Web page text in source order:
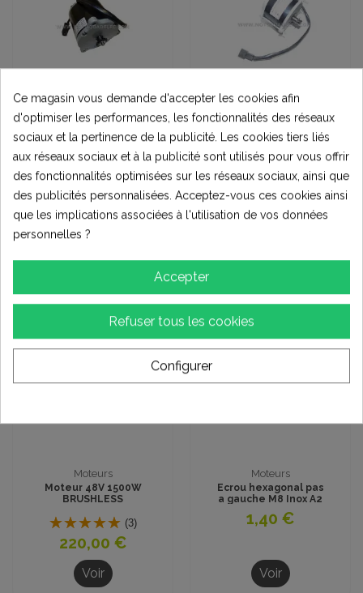
Moteurs
Moteur 48V 1300W
217010E DC
(6)
300,00 €
Voir
Moteurs
Moteur 24V 550W
MY1018E
(6)
88,00 €
Voir
Moteurs
Moteur 48V 1500W
BRUSHLESS
(3)
220,00 €
Voir
Moteurs
Ecrou hexagonal pas
a gauche M8 Inox A2
1,40 €
Voir
Ce magasin vous demande d'accepter les cookies afin
d'optimiser les performances, les fonctionnalités des réseaux
sociaux et la pertinence de la publicité. Les cookies tiers liés
aux réseaux sociaux et à la publicité sont utilisés pour vous offrir
des fonctionnalités optimisées sur les réseaux sociaux, ainsi que
des publicités personnalisées. Acceptez-vous ces cookies ainsi
que les implications associées à l'utilisation de vos données
personnelles ?
Accepter
Refuser tous les cookies
Configurer